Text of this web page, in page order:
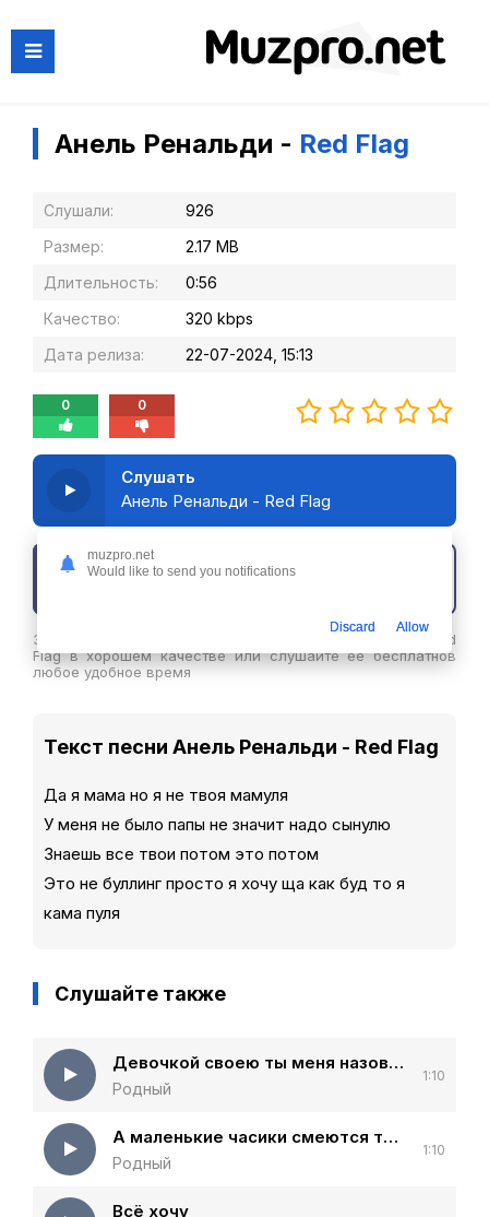
Анель Ренальди - Red Flag
Слушали:
926
Размер:
2.17 MB
Длительность:
0:56
Качество:
320 kbps
Дата релиза:
22-07-2024, 15:13
0 0
Слушать
Анель Ренальди - Red Flag
Скачать трек
Здесь вы можете скачать песню Анель Ренальди - Red
Flag в хорошем качестве или слушайте ее бесплатнов
любое удобное время
Текст песни Анель Ренальди - Red Flag
Да я мама но я не твоя мамуля
У меня не было папы не значит надо сынулю
Знаешь все твои потом это потом
Это не буллинг просто я хочу ща как буд то я
кама пуля
Слушайте также
Девочкой своею ты меня назови (Remix)
Родный
1:10
А маленькие часики смеются тик так
Родный
1:10
Всё хочу
muzpro.net
Would like to send you notifications
Discard Allow